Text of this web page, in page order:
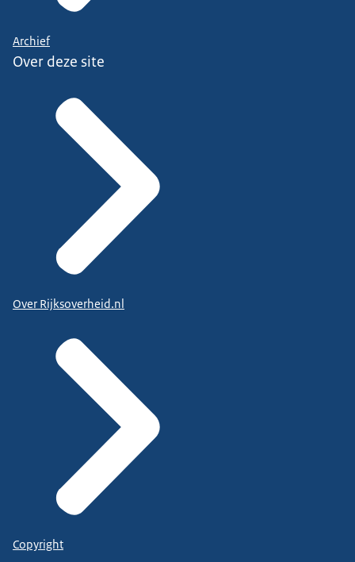
Archief
Over deze site
Over Rijksoverheid.nl
Copyright